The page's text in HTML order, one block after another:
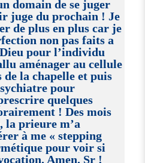
domain de se juger
juge du prochain ! Je
de plus en plus car je
non pas faits a
pour l’individu
aménager au cellule
de la chapelle et puis
pour
quelques
! Des mois
la prieure m’a
à me « stepping
pour voir si
Amen. Sr !